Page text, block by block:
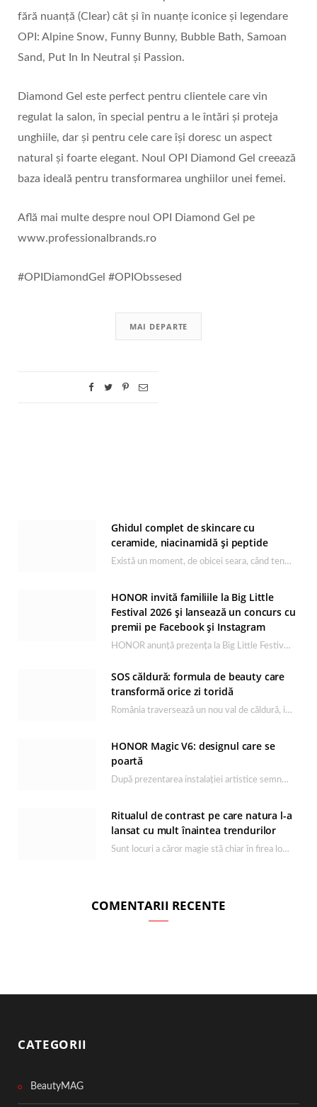
fără nuanță (Clear) cât și în nuanțe iconice și legendare
OPI: Alpine Snow, Funny Bunny, Bubble Bath, Samoan
Sand, Put In In Neutral și Passion.
Diamond Gel este perfect pentru clientele care vin
regulat la salon, în special pentru a le întări și proteja
unghiile, dar și pentru cele care își doresc un aspect
natural și foarte elegant. Noul OPI Diamond Gel creează
baza ideală pentru transformarea unghiilor unei femei.
Află mai multe despre noul OPI Diamond Gel pe
www.professionalbrands.ro
#OPIDiamondGel #OPIObssesed
MAI DEPARTE
Ghidul complet de skincare cu
ceramide, niacinamidă și peptide
Există un moment, de obicei seara, când tenul își arată starea reală. După o zi…
HONOR invită familiile la Big Little
Festival 2026 și lansează un concurs cu
premii pe Facebook și Instagram
HONOR anunță prezența la Big Little Festival 2026, unul dintre cele mai așteptate evenimente dedicate…
SOS căldură: formula de beauty care
transformă orice zi toridă
România traversează un nou val de căldură, iar rutina de îngrijire capătă un rol esențial…
HONOR Magic V6: designul care se
poartă
După prezentarea instalației artistice semnată de Catrinel Săbăciag în cadrul evenimentului de lansare HONOR Magic…
Ritualul de contrast pe care natura l-a
lansat cu mult înaintea trendurilor
Sunt locuri a căror magie stă chiar în firea lor naturală, iar Lacul Ursu din…
COMENTARII RECENTE
CATEGORII
BeautyMAG